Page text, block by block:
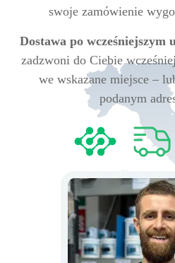
swoje zamówienie
Dostawa po wcześniejszym
zadzwoni do Ciebie
we wskazane miejsce –
podanym